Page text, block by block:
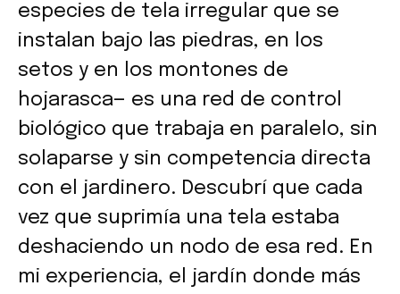
especies de tela irregular que se
instalan bajo las piedras, en los
setos y en los montones de
hojarasca— es una red de control
biológico que trabaja en paralelo, sin
solaparse y sin competencia directa
con el jardinero. Descubrí que cada
vez que suprimía una tela estaba
deshaciendo un nodo de esa red. En
mi experiencia, el jardín donde más